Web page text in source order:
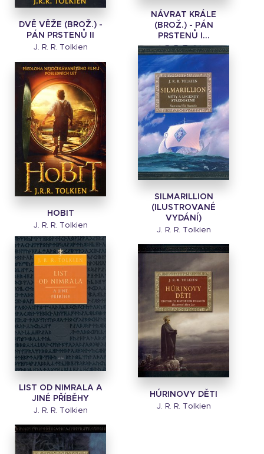
DVĚ VĚŽE (BROŽ.) -
PÁN PRSTENŮ II
J. R. R. Tolkien
NÁVRAT KRÁLE
(BROŽ.) - PÁN
PRSTENŮ I...
J. R. R. Tolkien
HOBIT
J. R. R. Tolkien
SILMARILLION
(ILUSTROVANÉ
VYDÁNÍ)
J. R. R. Tolkien
LIST OD NIMRALA A
JINÉ PŘÍBĚHY
J. R. R. Tolkien
HÚRINOVY DĚTI
J. R. R. Tolkien